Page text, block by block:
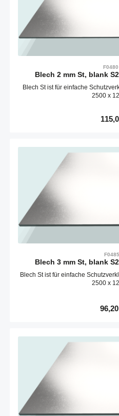
Blech 2 mm St, blank
Blech St ist für einfache
2500 x
Blech 3 mm St, blank
Blech St ist für einfache
2500 x